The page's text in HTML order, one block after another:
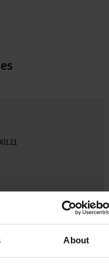
About